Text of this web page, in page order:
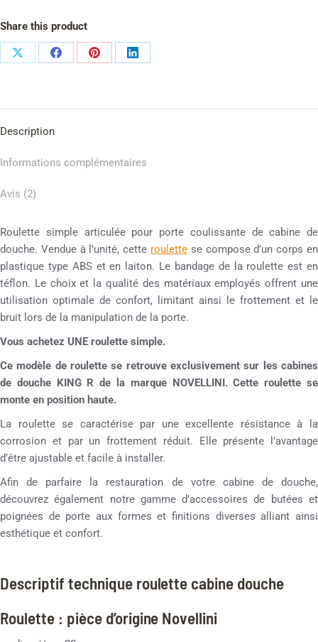
Share this product
Description
Informations complémentaires
Avis (2)
Roulette simple articulée pour porte coulissante de cabine de
douche. Vendue à l’unité, cette roulette se compose d’un corps en
plastique type ABS et en laiton. Le bandage de la roulette est en
téflon. Le choix et la qualité des matériaux employés offrent une
utilisation optimale de confort, limitant ainsi le frottement et le
bruit lors de la manipulation de la porte.
Vous achetez UNE roulette simple.
Ce modèle de roulette se retrouve exclusivement sur les cabines
de douche KING R de la marque NOVELLINI. Cette roulette se
monte en position haute.
La roulette se caractérise par une excellente résistance à la
corrosion et par un frottement réduit. Elle présente l’avantage
d’être ajustable et facile à installer.
Afin de parfaire la restauration de votre cabine de douche,
découvrez également notre gamme d’accessoires de butées et
poignées de porte aux formes et finitions diverses alliant ainsi
esthétique et confort.
Descriptif technique roulette cabine douche
Roulette : pièce d’origine Novellini